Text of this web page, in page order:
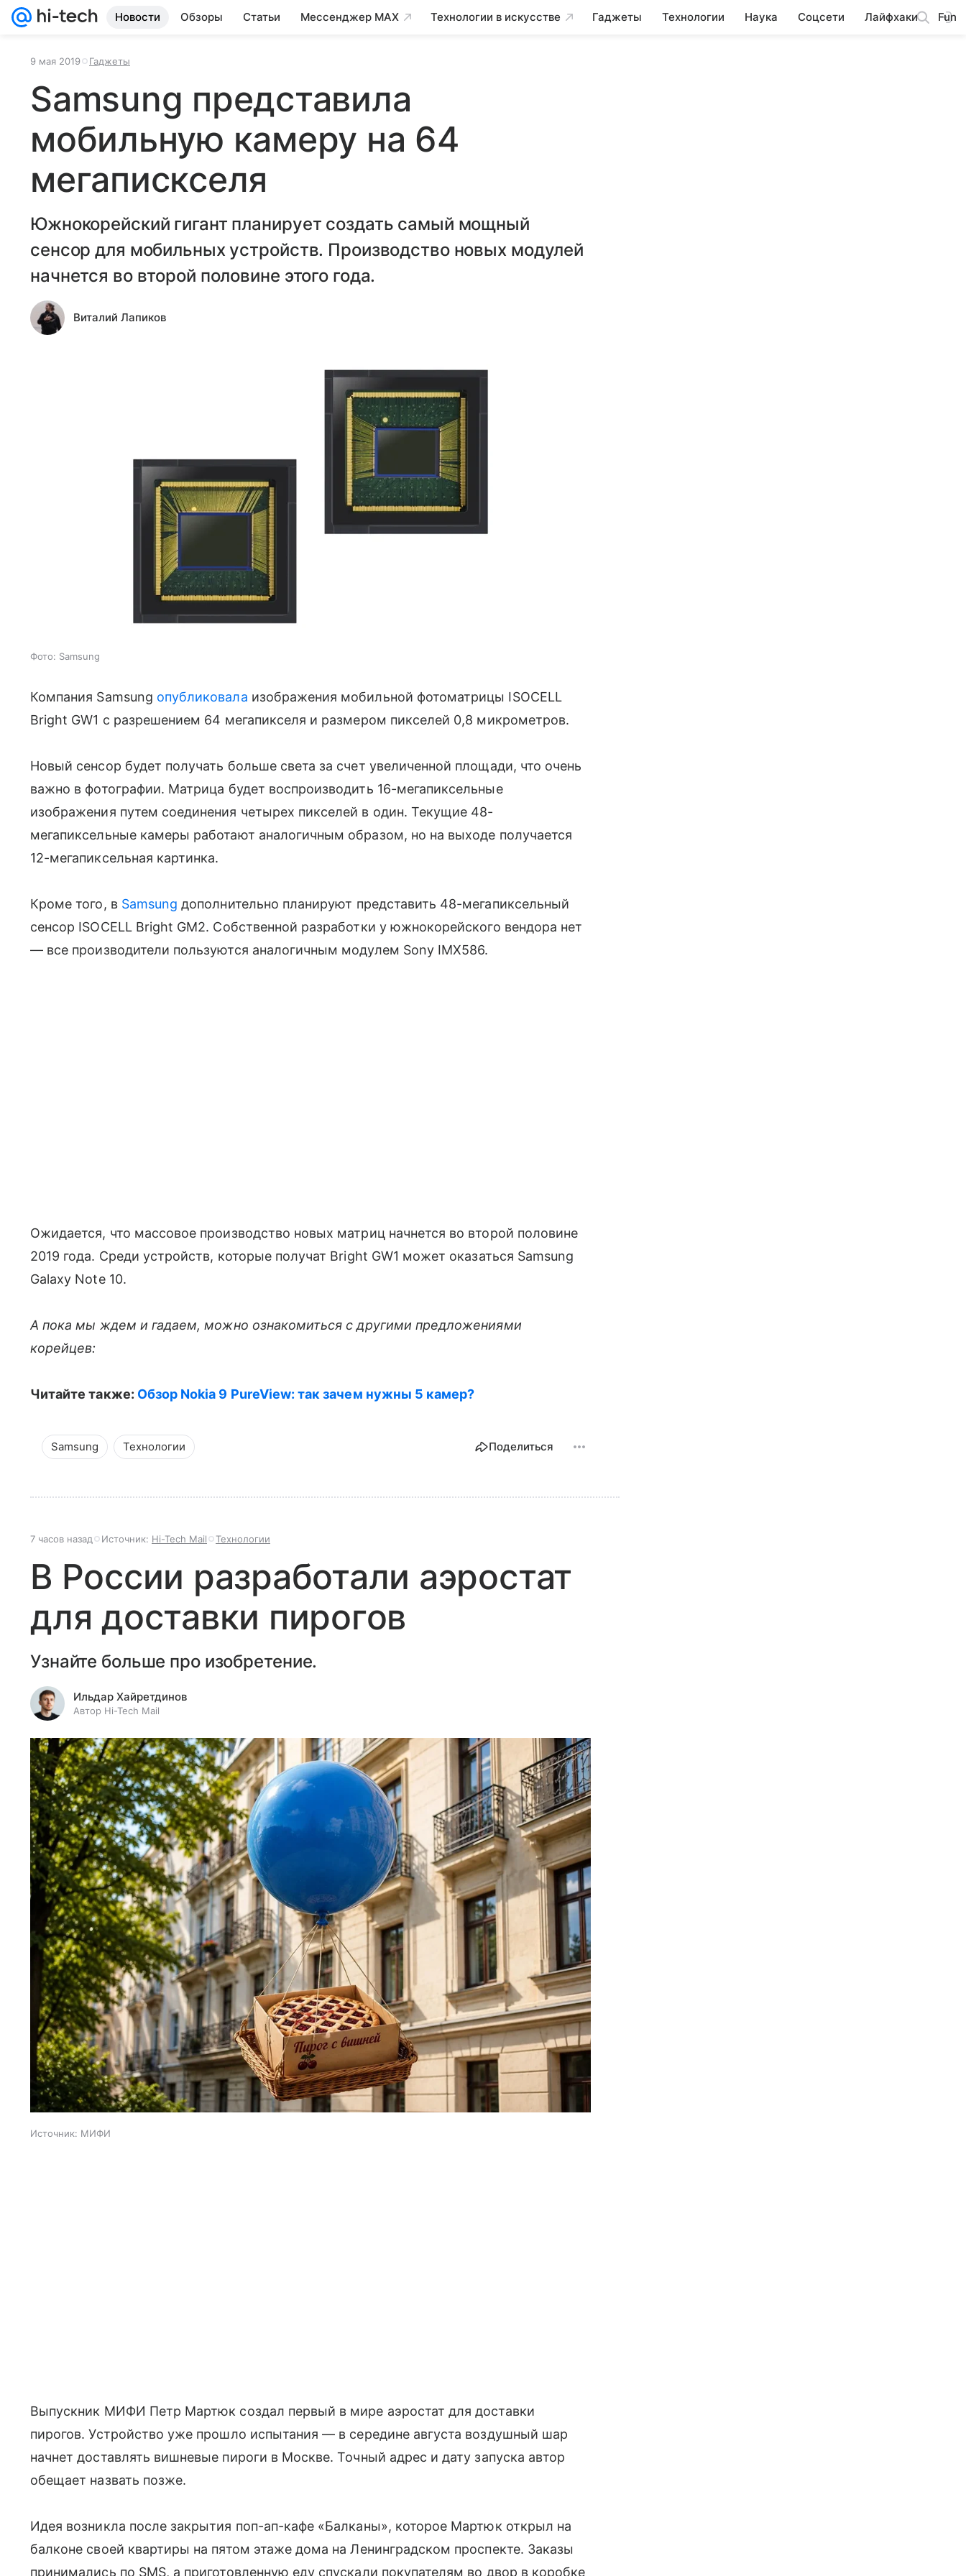
Новости Обзоры Статьи Мессенджер MAX Технологии в искусстве Гаджеты Технологии Наука Соцсети Лайфхаки Fun
9 мая 2019 Гаджеты
Samsung представила
мобильную камеру на 64
мегапискселя
Южнокорейский гигант планирует создать самый мощный
сенсор для мобильных устройств. Производство новых модулей
начнется во второй половине этого года.
Виталий Лапиков
Фото: Samsung
Компания Samsung опубликовала изображения мобильной фотоматрицы ISOCELL
Bright GW1 с разрешением 64 мегапикселя и размером пикселей 0,8 микрометров.
Новый сенсор будет получать больше света за счет увеличенной площади, что очень
важно в фотографии. Матрица будет воспроизводить 16-мегапиксельные
изображения путем соединения четырех пикселей в один. Текущие 48-
мегапиксельные камеры работают аналогичным образом, но на выходе получается
12-мегапиксельная картинка.
Кроме того, в Samsung дополнительно планируют представить 48-мегапиксельный
сенсор ISOCELL Bright GM2. Собственной разработки у южнокорейского вендора нет
— все производители пользуются аналогичным модулем Sony IMX586.
Ожидается, что массовое производство новых матриц начнется во второй половине
2019 года. Среди устройств, которые получат Bright GW1 может оказаться Samsung
Galaxy Note 10.
А пока мы ждем и гадаем, можно ознакомиться с другими предложениями
корейцев:
Читайте также: Обзор Nokia 9 PureView: так зачем нужны 5 камер?
Samsung Технологии Поделиться
7 часов назад Источник: Hi-Tech Mail Технологии
В России разработали аэростат
для доставки пирогов
Узнайте больше про изобретение.
Ильдар Хайретдинов
Автор Hi-Tech Mail
Источник: МИФИ
Выпускник МИФИ Петр Мартюк создал первый в мире аэростат для доставки
пирогов. Устройство уже прошло испытания — в середине августа воздушный шар
начнет доставлять вишневые пироги в Москве. Точный адрес и дату запуска автор
обещает назвать позже.
Идея возникла после закрытия поп-ап-кафе «Балканы», которое Мартюк открыл на
балконе своей квартиры на пятом этаже дома на Ленинградском проспекте. Заказы
принимались по SMS, а приготовленную еду спускали покупателям во двор в коробке